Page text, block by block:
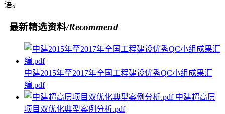
语。
最新精选资料/Recommend
中建2015年至2017年全国工程建设优秀QC小组成果汇
编.pdf
中建超高层
项目双优化典型案例分析.pdf